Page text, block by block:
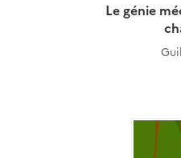
Le génie